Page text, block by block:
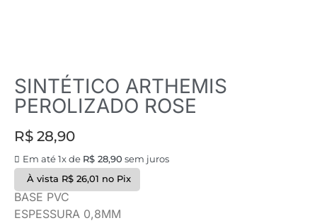
SINTÉTICO ARTHEMIS
PEROLIZADO ROSE
R$ 28,90
Em até 1x de R$ 28,90 sem juros
À vista R$26,01 no Pix
BASE PVC
ESPESSURA 0,8MM